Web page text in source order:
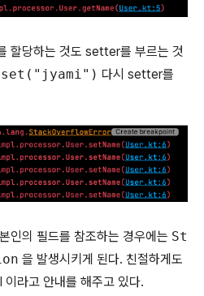
할당하는 것도 setter를 부르는 것
다시 setter를
의 필드를 참조하는 경우에는 St
을 발생시키게 된다. 친절하게도
라고 안내를 해주고 있다.